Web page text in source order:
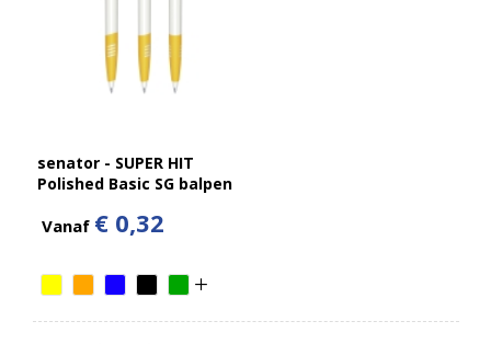
senator - SUPER HIT
Polished Basic SG balpen
Vanaf € 0,32